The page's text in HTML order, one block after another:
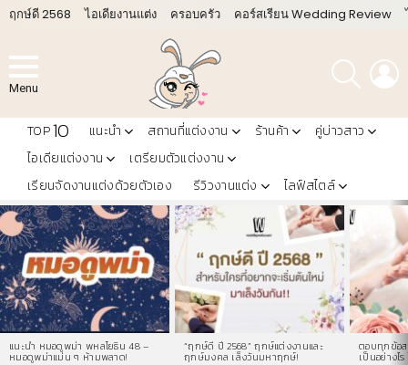
ฤกษ์ดี 2568 ไอเดียงานแต่ง ครอบครัว คอร์สเรียน Wedding Review
Menu
ค้นหา
TOP10 แนะนำ สถานที่แต่งงาน ร้านค้า
คู่บ่าวสาว
ไอเดียแต่งงาน
เตรียมตัวแต่งงาน
เรียนจัดงานแต่งด้วยตัวเอง
รีวิวงานแต่ง ไลฟ์สไตล์
LATEST
STORIES
แนะนำ หมอดูพม่า พหลโยธิน 48 –
หมอดูพม่าแม่น ๆ ห้ามพลาด!
“ฤกษ์ดี ปี 2568” ฤกษ์แต่งงานและ
ฤกษ์มงคล เล็งวันมหาฤกษ์!
ตอบทุกข้อส
เป็นอย่างไร